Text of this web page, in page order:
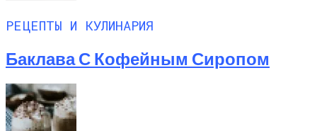
РЕЦЕПТЫ И КУЛИНАРИЯ
Баклава С Кофейным Сиропом